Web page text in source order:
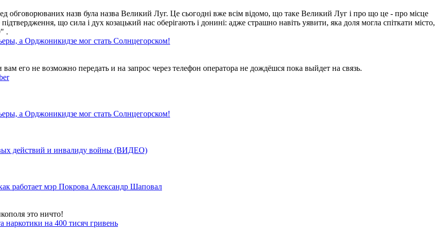
обговорюваних назв була назва Великий Луг. Це сьогодні вже всім відомо, що таке Великий Луг і про що це - про місце
що сила і дух козацький нас оберігають і донині: адже страшно навіть уявити, яка доля могла спіткати місто,
.
а Орджоникидзе мог стать Солнцегорском!
его не возможно передать и на запрос через телефон оператора не дождёшся пока выйдет на связь.
а Орджоникидзе мог стать Солнцегорском!
действий и инвалиду войны (ВИДЕО)
работает мэр Покрова Александр Шаповал
это ничто!
наркотики на 400 тисяч гривень